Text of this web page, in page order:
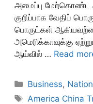
அமைப்பு மேற்கொண்ட
குறிப்பாக வேதிப்
பொருட்கள்
அமெரிக்காவுக்கு
ஆய்வில் … Read
Categories
Business,
Tags
America China